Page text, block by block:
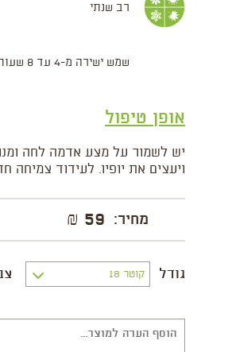
רב שנתי
שמש ישירה מ-4 עד 8 שעות
אופן טיפול
יש לשמור על מצע אדמה לחה
ויעצים את יופיו. לעידוד
מחיר: 59 ₪
גודל